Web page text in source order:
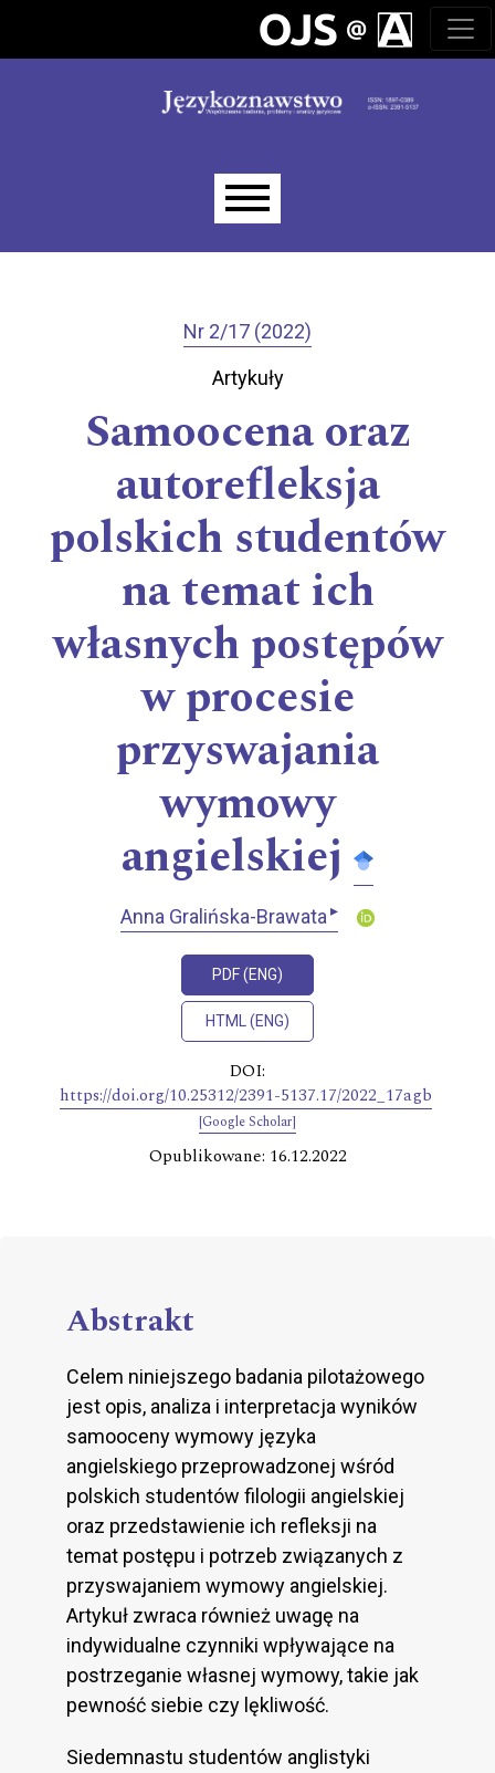
Nr 2/17 (2022)
Artykuły
Samoocena oraz
autorefleksja
polskich studentów
na temat ich
własnych postępów
w procesie
przyswajania
wymowy
angielskiej
Anna Gralińska-Brawata ▸
PDF (ENG)
HTML (ENG)
DOI:
https://doi.org/10.25312/2391-5137.17/2022_17agb
[Google Scholar]
Opublikowane: 16.12.2022
Abstrakt
Celem niniejszego badania pilotażowego
jest opis, analiza i interpretacja wyników
samooceny wymowy języka
angielskiego przeprowadzonej wśród
polskich studentów filologii angielskiej
oraz przedstawienie ich refleksji na
temat postępu i potrzeb związanych z
przyswajaniem wymowy angielskiej.
Artykuł zwraca również uwagę na
indywidualne czynniki wpływające na
postrzeganie własnej wymowy, takie jak
pewność siebie czy lękliwość.
Siedemnastu studentów anglistyki